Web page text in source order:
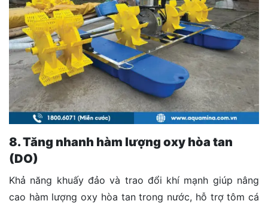
8. Tăng nhanh hàm lượng oxy hòa tan
(DO)
Khả năng khuấy đảo và trao đổi khí mạnh giúp nâng
cao hàm lượng oxy hòa tan trong nước, hỗ trợ tôm cá